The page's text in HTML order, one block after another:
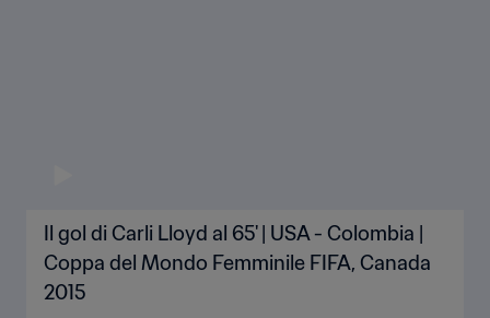
Il gol di Carli Lloyd al 65' | USA - Colombia |
Coppa del Mondo Femminile FIFA, Canada
2015